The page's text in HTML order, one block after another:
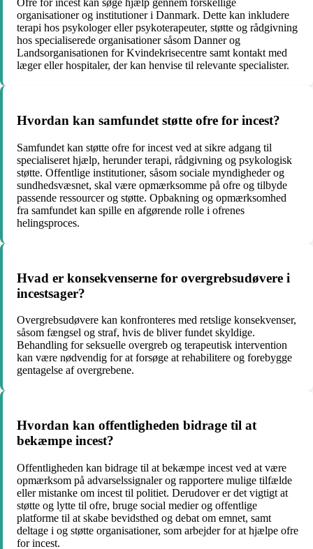
Ofre for incest kan søge hjælp gennem forskellige
organisationer og institutioner i Danmark. Dette kan inkludere
terapi hos psykologer eller psykoterapeuter, støtte og rådgivning
hos specialiserede organisationer såsom Danner og
Landsorganisationen for Kvindekrisecentre samt kontakt med
læger eller hospitaler, der kan henvise til relevante specialister.
Hvordan kan samfundet støtte ofre for incest?
Samfundet kan støtte ofre for incest ved at sikre adgang til
specialiseret hjælp, herunder terapi, rådgivning og psykologisk
støtte. Offentlige institutioner, såsom sociale myndigheder og
sundhedsvæsnet, skal være opmærksomme på ofre og tilbyde
passende ressourcer og støtte. Opbakning og opmærksomhed
fra samfundet kan spille en afgørende rolle i ofrenes
helingsproces.
Hvad er konsekvenserne for overgrebsudøvere i
incestsager?
Overgrebsudøvere kan konfronteres med retslige konsekvenser,
såsom fængsel og straf, hvis de bliver fundet skyldige.
Behandling for seksuelle overgreb og terapeutisk intervention
kan være nødvendig for at forsøge at rehabilitere og forebygge
gentagelse af overgrebene.
Hvordan kan offentligheden bidrage til at
bekæmpe incest?
Offentligheden kan bidrage til at bekæmpe incest ved at være
opmærksom på advarselssignaler og rapportere mulige tilfælde
eller mistanke om incest til politiet. Derudover er det vigtigt at
støtte og lytte til ofre, bruge social medier og offentlige
platforme til at skabe bevidsthed og debat om emnet, samt
deltage i og støtte organisationer, som arbejder for at hjælpe ofre
for incest.